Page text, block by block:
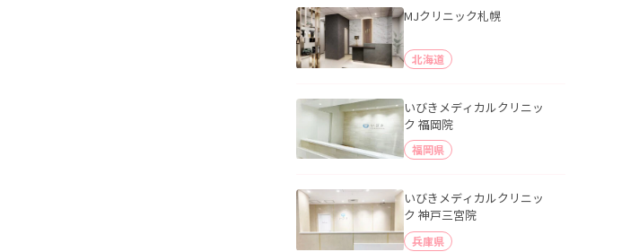
MJクリニック札幌
北海道
いびきメディカルクリニッ
ク 福岡院
福岡県
いびきメディカルクリニッ
ク 神戸三宮院
兵庫県